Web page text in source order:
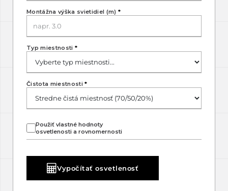
Montážna výška svietidiel (m) *
Typ miestnosti *
Použiť vlastné hodnoty
osvetlenosti a rovnomernosti
Čistota miestnosti*
Vypočítať osvetlenosť